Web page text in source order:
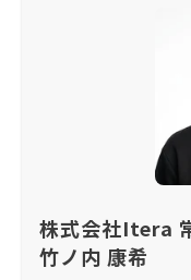
株式会社Itera
竹ノ内 康希